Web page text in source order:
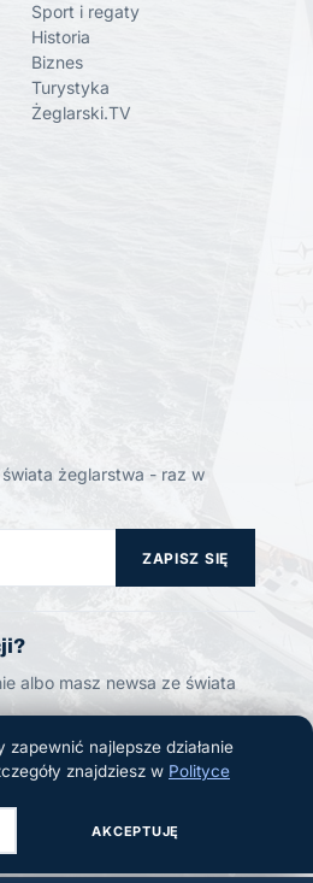
Sport i regaty
Historia
Biznes
Turystyka
Żeglarski.TV
żeglarstwa - raz w
ZAPISZ SIĘ
albo masz newsa ze świata
zastrzeżone.
najlepsze działanie
znajdziesz w Polityce
AKCEPTUJĘ